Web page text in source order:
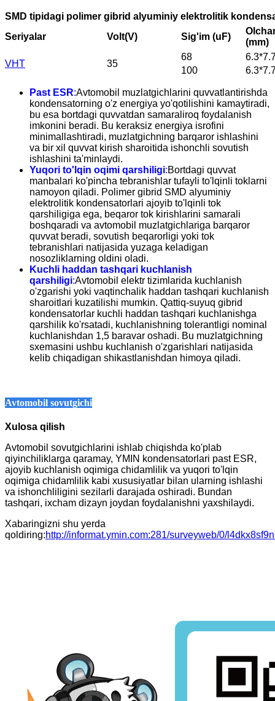
SMD tipidagi polimer gibrid alyuminiy elektrolitik
Seriyalar
Volt(V) Sig'im (uF)
(mm)
VHT 35
68
100
Past ESR:Avtomobil muzlatgichlarini quvvatlantirishda
kondensatorning o'z energiya yo'qotilishini kamaytiradi,
bu esa bortdagi quvvatdan samaraliroq foydalanish
imkonini beradi. Bu keraksiz energiya isrofini
minimallashtiradi, muzlatgichning barqaror ishlashini
va bir xil quvvat kirish sharoitida ishonchli sovutish
ishlashini ta'minlaydi.
Yuqori to'lqin oqimi qarshiligi:Bortdagi quvvat
manbalari ko'pincha tebranishlar tufayli to'lqinli toklarni
namoyon qiladi. Polimer gibrid SMD alyuminiy
elektrolitik kondensatorlari ajoyib to'lqinli tok
qarshiligiga ega, beqaror tok kirishlarini samarali
boshqaradi va avtomobil muzlatgichlariga barqaror
quvvat beradi, sovutish beqarorligi yoki tok
tebranishlari natijasida yuzaga keladigan
nosozliklarning oldini oladi.
Kuchli haddan tashqari kuchlanish
qarshiligi:Avtomobil elektr tizimlarida kuchlanish
o'zgarishi yoki vaqtinchalik haddan tashqari kuchlanish
sharoitlari kuzatilishi mumkin. Qattiq-suyuq gibrid
kondensatorlar kuchli haddan tashqari kuchlanishga
qarshilik ko'rsatadi, kuchlanishning tolerantligi nominal
kuchlanishdan 1,5 baravar oshadi. Bu muzlatgichning
sxemasini ushbu kuchlanish o'zgarishlari natijasida
kelib chiqadigan shikastlanishdan himoya qiladi.
Avtomobil sovutgichi
Xulosa qilish
Avtomobil sovutgichlarini ishlab chiqishda ko'plab
qiyinchiliklarga qaramay, YMIN kondensatorlari past ESR,
ajoyib kuchlanish oqimiga chidamlilik va yuqori to'lqin
oqimiga chidamlilik kabi xususiyatlar bilan ularning ishlashi
va ishonchliligini sezilarli darajada oshiradi. Bundan
tashqari, ixcham dizayn joydan foydalanishni yaxshilaydi.
Xabaringizni shu yerda
qoldiring:http://informat.ymin.com:281/surveyweb/0/